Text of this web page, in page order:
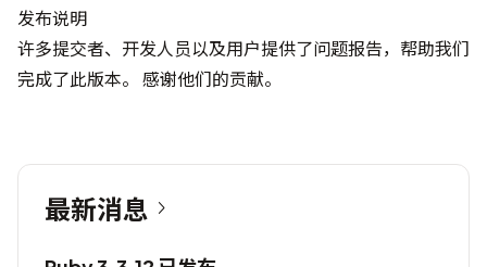
发布说明
许多提交者、开发人员以及用户提供了问题报告，帮助我们
完成了此版本。 感谢他们的贡献。
最新消息